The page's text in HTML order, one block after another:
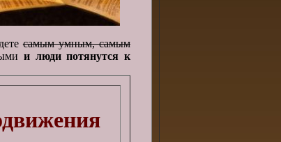
самым умным, самым
и люди потянутся к